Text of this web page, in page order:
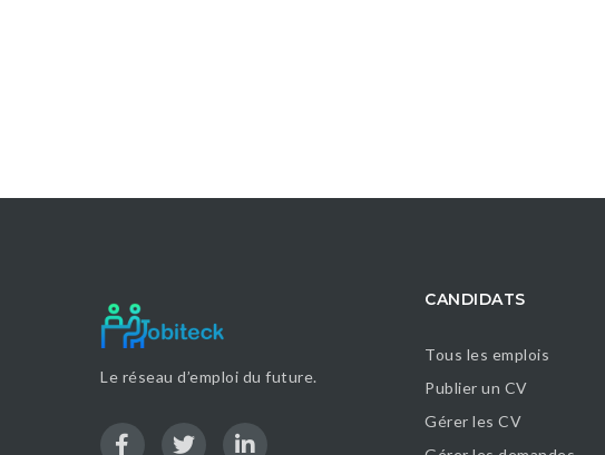
Le réseau d’emploi du future.
CANDIDATS
Tous les emplois
Publier un CV
Gérer les CV